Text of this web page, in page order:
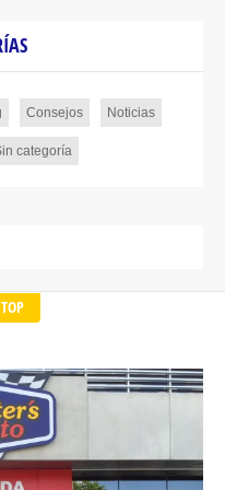
Consejos Noticias
categoría